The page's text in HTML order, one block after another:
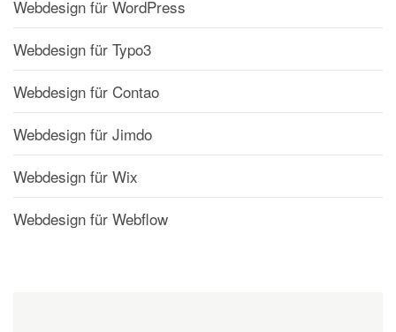
Webdesign für WordPress
Webdesign für Typo3
Webdesign für Contao
Webdesign für Jimdo
Webdesign für Wix
Webdesign für Webflow